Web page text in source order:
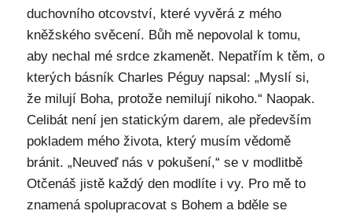
duchovního otcovství, které vyvěrá z mého
kněžského svěcení. Bůh mě nepovolal k tomu,
aby nechal mé srdce zkamenět. Nepatřím k těm, o
kterých básník Charles Péguy napsal: „Myslí si,
že milují Boha, protože nemilují nikoho.“ Naopak.
Celibát není jen statickým darem, ale především
pokladem mého života, který musím vědomě
bránit. „Neuveď nás v pokušení,“ se v modlitbě
Otčenáš jistě každý den modlíte i vy. Pro mě to
znamená spolupracovat s Bohem a bděle se